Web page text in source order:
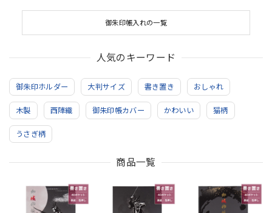
御朱印帳入れの一覧
商品一覧
人気のキーワード
御朱印ホルダー 大判サイズ 書き置き おしゃれ
木製 西陣織 御朱印帳カバー かわいい 猫柄
うさぎ柄